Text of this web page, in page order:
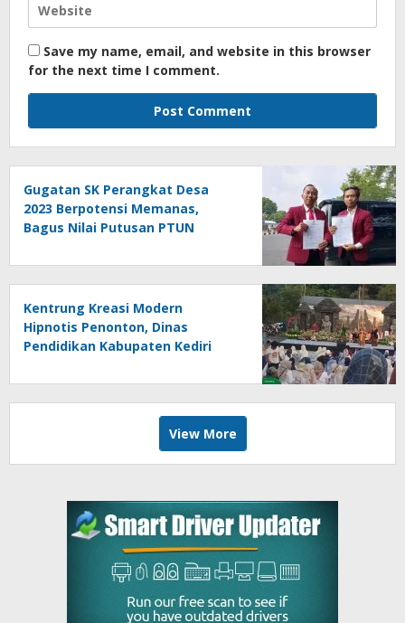
Save my name, email, and website in this browser
for the next time I comment.
Gugatan SK Perangkat Desa
2023 Berpotensi Memanas,
Bagus Nilai Putusan PTUN
Kentrung Kreasi Modern
Hipnotis Penonton, Dinas
Pendidikan Kabupaten Kediri
View More